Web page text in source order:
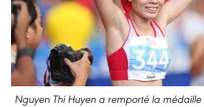
Nguyen Thi Huyen a remporté la